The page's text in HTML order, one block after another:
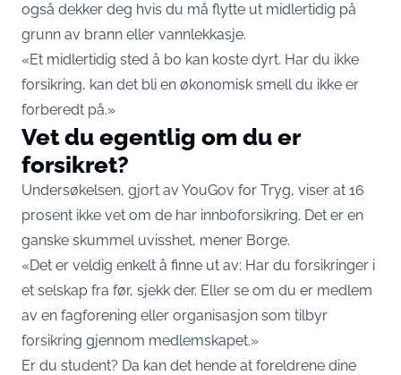
også dekker deg hvis du må flytte ut midlertidig på
grunn av brann eller vannlekkasje.
«Et midlertidig sted å bo kan koste dyrt. Har du ikke
forsikring, kan det bli en økonomisk smell du ikke er
forberedt på.»
Vet du egentlig om du er
forsikret?
Undersøkelsen, gjort av YouGov for Tryg, viser at 16
prosent ikke vet om de har innboforsikring. Det er en
ganske skummel uvisshet, mener Borge.
«Det er veldig enkelt å finne ut av: Har du forsikringer i
et selskap fra før, sjekk der. Eller se om du er medlem
av en fagforening eller organisasjon som tilbyr
forsikring gjennom medlemskapet.»
Er du student? Da kan det hende at foreldrene dine